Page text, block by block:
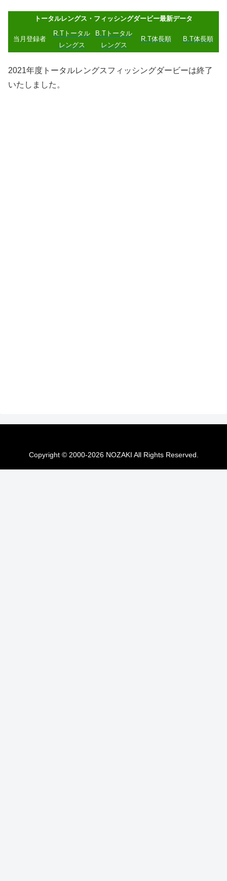
トータルレングス・フィッシングダービー最新データ
当月登録者
R.Tトータル
レングス
B.Tトータル
レングス
R.T体長順 B.T体長順
2021年度トータルレングスフィッシングダービーは終了
いたしました。
Copyright © 2000-2026 NOZAKI All Rights Reserved.